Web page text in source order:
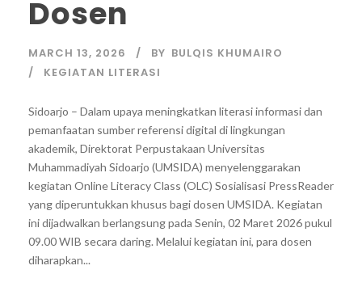
Dosen
MARCH 13, 2026 BY BULQIS KHUMAIRO
KEGIATAN LITERASI
Sidoarjo – Dalam upaya meningkatkan literasi informasi dan
pemanfaatan sumber referensi digital di lingkungan
akademik, Direktorat Perpustakaan Universitas
Muhammadiyah Sidoarjo (UMSIDA) menyelenggarakan
kegiatan Online Literacy Class (OLC) Sosialisasi PressReader
yang diperuntukkan khusus bagi dosen UMSIDA. Kegiatan
ini dijadwalkan berlangsung pada Senin, 02 Maret 2026 pukul
09.00 WIB secara daring. Melalui kegiatan ini, para dosen
diharapkan...